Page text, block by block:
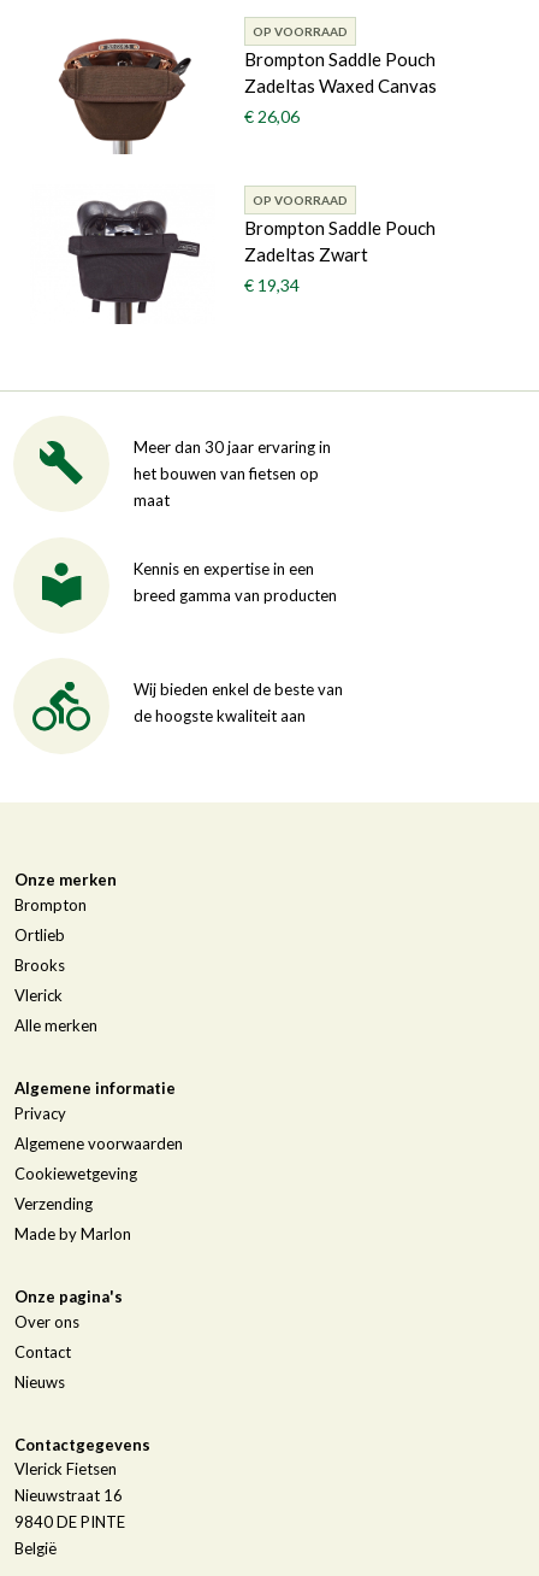
OP VOORRAAD
Brompton Saddle Pouch
Zadeltas Waxed Canvas
€ 26,06
OP VOORRAAD
Brompton Saddle Pouch
Zadeltas Zwart
€ 19,34
Meer dan 30 jaar ervaring in
het bouwen van fietsen op
maat
Kennis en expertise in een
breed gamma van producten
Wij bieden enkel de beste van
de hoogste kwaliteit aan
Onze merken
Brompton
Ortlieb
Brooks
Vlerick
Alle merken
Algemene informatie
Privacy
Algemene voorwaarden
Cookiewetgeving
Verzending
Made by Marlon
Onze pagina's
Over ons
Contact
Nieuws
Contactgegevens
Vlerick Fietsen
Nieuwstraat 16
9840DE PINTE
België